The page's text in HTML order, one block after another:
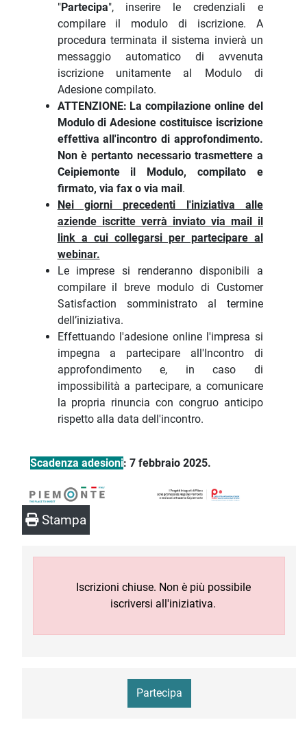
"Partecipa", inserire le credenziali e
compilare il modulo di iscrizione. A
procedura terminata il sistema invierà un
messaggio automatico di avvenuta
iscrizione unitamente al Modulo di
Adesione compilato.
ATTENZIONE: La compilazione online del
Modulo di Adesione costituisce iscrizione
effettiva all'incontro di approfondimento.
Non è pertanto necessario trasmettere a
Ceipiemonte il Modulo, compilato e
firmato, via fax o via mail .
Nei giorni precedenti l'iniziativa alle
aziende iscritte verrà inviato via mail il
link a cui collegarsi per partecipare al
webinar.
Le imprese si renderanno disponibili a
compilare il breve modulo di Customer
Satisfaction somministrato al termine
dell’iniziativa.
Effettuando l'adesione online l'impresa si
impegna a partecipare all'Incontro di
approfondimento e, in caso di
impossibilità a partecipare, a comunicare
la propria rinuncia con congruo anticipo
rispetto alla data dell'incontro.
Scadenza adesioni: 7 febbraio 2025.
Stampa
Iscrizioni chiuse. Non è più possibile
iscriversi all'iniziativa.
Partecipa